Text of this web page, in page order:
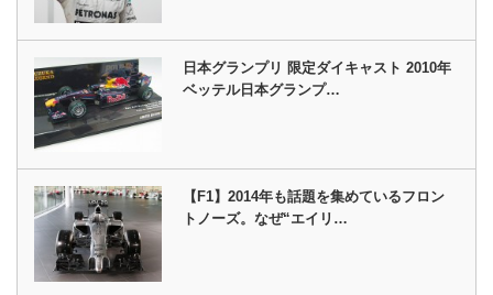
日本グランプリ 限定ダイキャスト 2010年
ベッテル日本グランプ…
【F1】2014年も話題を集めているフロン
トノーズ。なぜ“エイリ…